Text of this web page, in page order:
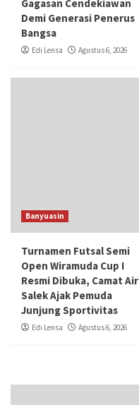
Gagasan Cendekiawan
Demi Generasi Penerus
Bangsa
Edi Lensa Agustus 6, 2026
Banyuasin
Turnamen Futsal Semi
Open Wiramuda Cup I
Resmi Dibuka, Camat Air
Salek Ajak Pemuda
Junjung Sportivitas
Edi Lensa Agustus 6, 2026